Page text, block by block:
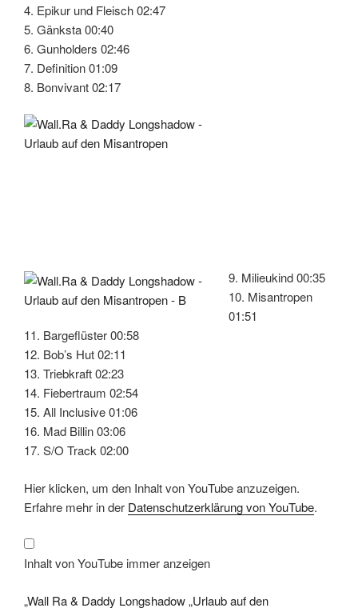
4. Epikur und Fleisch 02:47
5. Gänksta 00:40
6. Gunholders 02:46
7. Definition 01:09
8. Bonvivant 02:17
9. Milieukind 00:35
10. Misantropen
01:51
11. Bargeflüster 00:58
12. Bob’s Hut 02:11
13. Triebkraft 02:23
14. Fiebertraum 02:54
15. All Inclusive 01:06
16. Mad Billin 03:06
17. S/O Track 02:00
„Wall
Ra
&
Daddy
„Urlaub
auf
den
Misantropen“
Album)“
Hier klicken, um den Inhalt von YouTube anzuzeigen.
Erfahre mehr in der Datenschutzerklärung von YouTube.
Inhalt von YouTube immer anzeigen
„Wall Ra & Daddy Longshadow „Urlaub auf den